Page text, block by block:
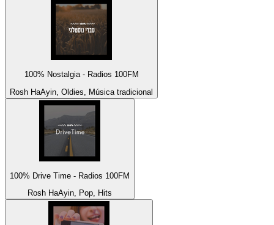
100% Nostalgia - Radios 100FM
Rosh HaAyin, Oldies, Música tradicional
100% Drive Time - Radios 100FM
Rosh HaAyin, Pop, Hits